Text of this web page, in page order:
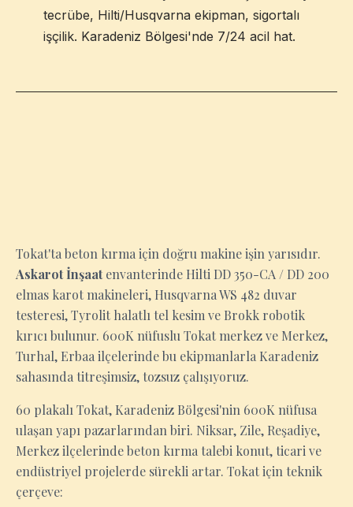
tecrübe, Hilti/Husqvarna ekipman, sigortalı
işçilik. Karadeniz Bölgesi'nde 7/24 acil hat.
Tokat'ta beton kırma için doğru makine işin yarısıdır.
Askarot İnşaatenvanterinde Hilti DD 350-CA / DD 200
elmas karot makineleri, Husqvarna WS 482 duvar
testeresi, Tyrolit halatlı tel kesim ve Brokk robotik
kırıcı bulunur. 600K nüfuslu Tokat merkez ve Merkez,
Turhal, Erbaa ilçelerinde bu ekipmanlarla Karadeniz
sahasında titreşimsiz, tozsuz çalışıyoruz.
60 plakalı Tokat, Karadeniz Bölgesi'nin 600K nüfusa
ulaşan yapı pazarlarından biri. Niksar, Zile, Reşadiye,
Merkez ilçelerinde beton kırma talebi konut, ticari ve
endüstriyel projelerde sürekli artar. Tokat için teknik
çerçeve: